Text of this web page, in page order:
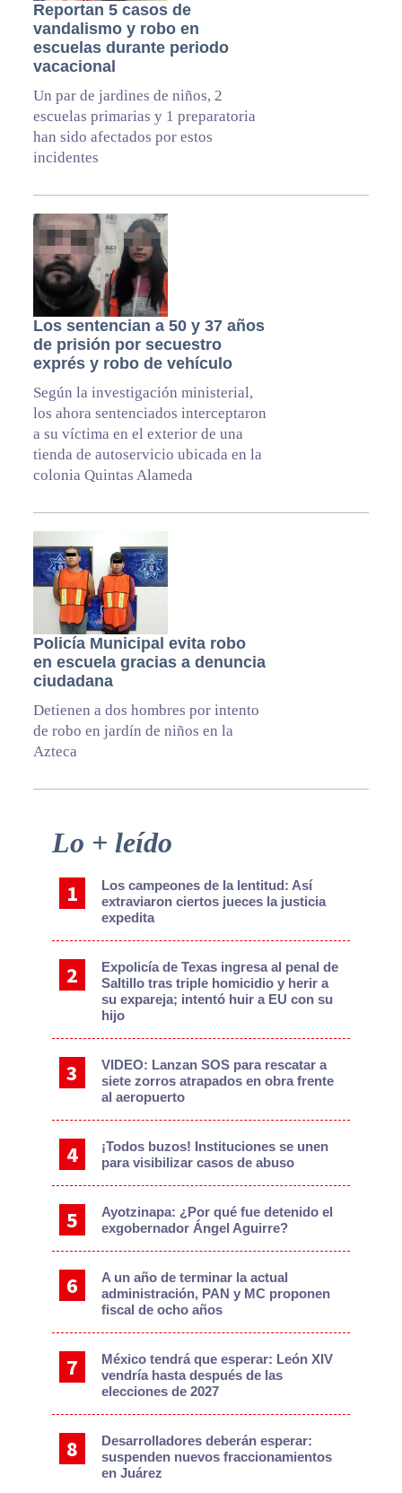
Reportan 5 casos de
vandalismo y robo en
escuelas durante periodo
vacacional
Un par de jardines de niños, 2
escuelas primarias y 1 preparatoria
han sido afectados por estos
incidentes
Los sentencian a 50 y 37 años
de prisión por secuestro
exprés y robo de vehículo
Según la investigación ministerial,
los ahora sentenciados interceptaron
a su víctima en el exterior de una
tienda de autoservicio ubicada en la
colonia Quintas Alameda
Policía Municipal evita robo
en escuela gracias a denuncia
ciudadana
Detienen a dos hombres por intento
de robo en jardín de niños en la
Azteca
Primary
Lo + leído
Los campeones de la lentitud: Así
extraviaron ciertos jueces la justicia
expedita
Expolicía de Texas ingresa al penal de
Saltillo tras triple homicidio y herir a
su expareja; intentó huir a EU con su
hijo
VIDEO: Lanzan SOS para rescatar a
siete zorros atrapados en obra frente
al aeropuerto
¡Todos buzos! Instituciones se unen
para visibilizar casos de abuso
Ayotzinapa: ¿Por qué fue detenido el
exgobernador Ángel Aguirre?
A un año de terminar la actual
administración, PAN y MC proponen
fiscal de ocho años
México tendrá que esperar: León XIV
vendría hasta después de las
elecciones de 2027
Desarrolladores deberán esperar:
suspenden nuevos fraccionamientos
en Juárez